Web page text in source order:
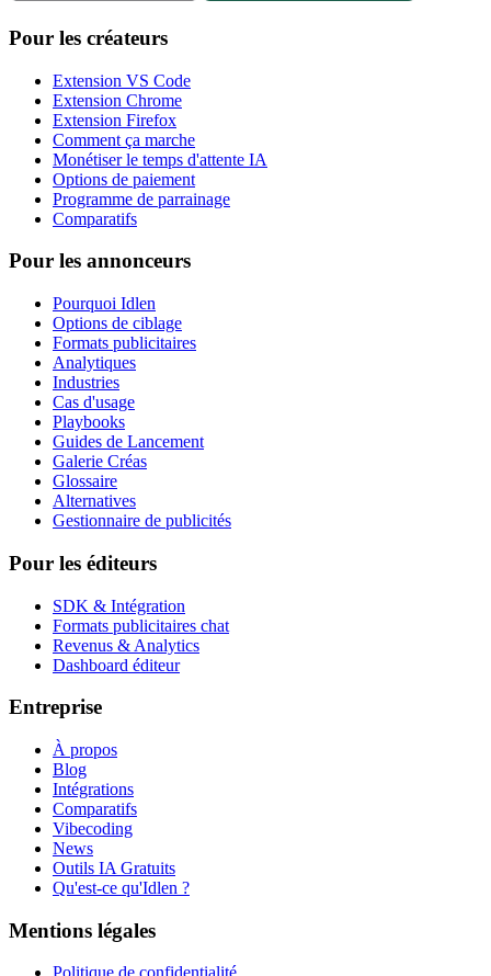
Pour les créateurs
Extension VS Code
Extension Chrome
Extension Firefox
Comment ça marche
Monétiser le temps d'attente IA
Options de paiement
Programme de parrainage
Comparatifs
Pour les annonceurs
Pourquoi Idlen
Options de ciblage
Formats publicitaires
Analytiques
Industries
Cas d'usage
Playbooks
Guides de Lancement
Galerie Créas
Glossaire
Alternatives
Gestionnaire de publicités
Pour les éditeurs
SDK & Intégration
Formats publicitaires chat
Revenus & Analytics
Dashboard éditeur
Entreprise
À propos
Blog
Intégrations
Comparatifs
Vibecoding
News
Outils IA Gratuits
Qu'est-ce qu'Idlen ?
Mentions légales